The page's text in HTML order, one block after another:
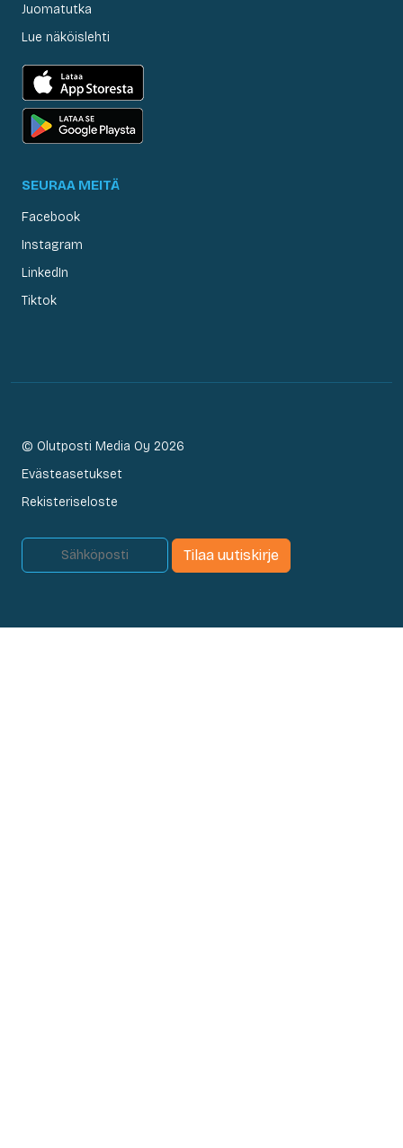
Juomatutka
Lue näköislehti
SEURAA MEITÄ
Facebook
Instagram
LinkedIn
Tiktok
© Olutposti Media Oy 2026
Evästeasetukset
Rekisteriseloste
Tilaa uutiskirje